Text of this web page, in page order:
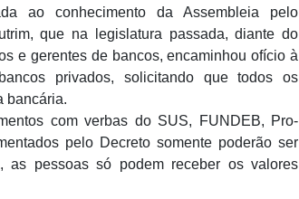
ao conhecimento da Assembleia pelo
que na legislatura passada, diante do
e gerentes de bancos, encaminhou ofício à
privados, solicitando que todos os
bancária.
com verbas do SUS, FUNDEB, Pro-
pelo Decreto somente poderão ser
as pessoas só podem receber os valores